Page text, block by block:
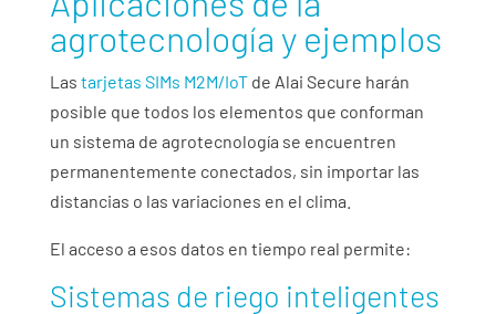
agrotecnología y ejemplos
Las tarjetas SIMs M2M/IoTde Alai Secure harán
posible que todos los elementos que conforman
un sistema de agrotecnología se encuentren
permanentemente conectados, sin importar las
distancias o las variaciones en el clima.
El acceso a esos datos en tiempo real permite:
Sistemas de riego inteligentes